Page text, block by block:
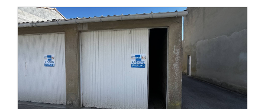
92
produits
disponibles